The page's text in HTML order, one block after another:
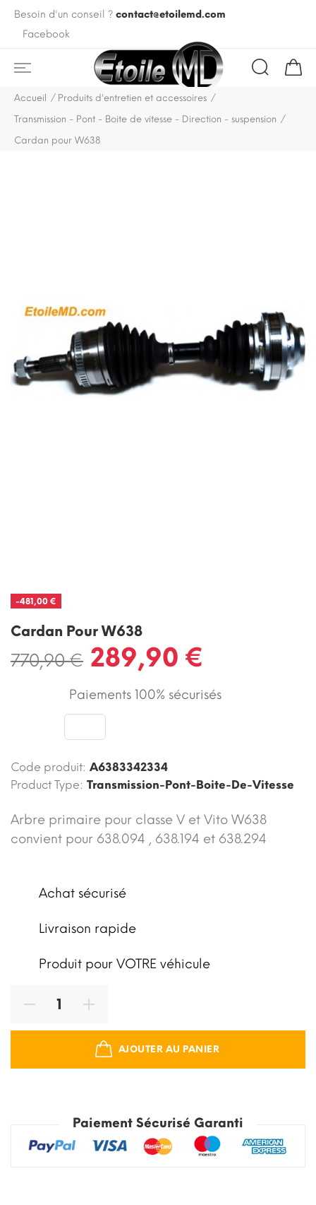
Besoin d'un conseil ? contact@etoilemd.com
Facebook
Accueil
Produits d'entretien et accessoires
Transmission - Pont - Boite de vitesse - Direction - suspension
Cardan pour W638
-481,00 €
Cardan Pour W638
770,90 € 289,90 €
Paiements 100% sécurisés
Code produit: A6383342334
Product Type: Transmission-Pont-Boite-De-Vitesse
Arbre primaire pour classe V et Vito W638
convient pour 638.094 , 638.194 et 638.294
Achat sécurisé
Livraison rapide
Produit pour VOTRE véhicule
AJOUTER AU PANIER
Paiement Sécurisé Garanti